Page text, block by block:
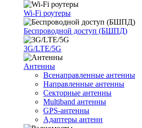
Wi-Fi роутеры
Беспроводной доступ (БШПД)
3G/LTE/5G
Антенны
Всенаправленные антенны
Направленные антенны
Секторные антенны
Multiband антенны
GPS-антенны
Адаптеры антенн